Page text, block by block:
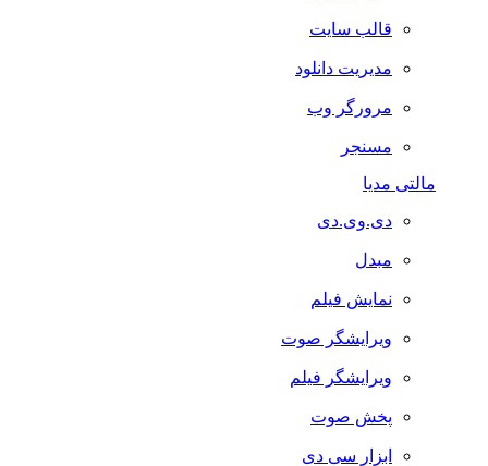
قالب سایت
مدیریت دانلود
مرورگر وب
مسنجر
مالتی مدیا
دی.وی.دی
مبدل
نمایش فیلم
ویرایشگر صوت
ویرایشگر فیلم
پخش صوت
ابزار سی دی